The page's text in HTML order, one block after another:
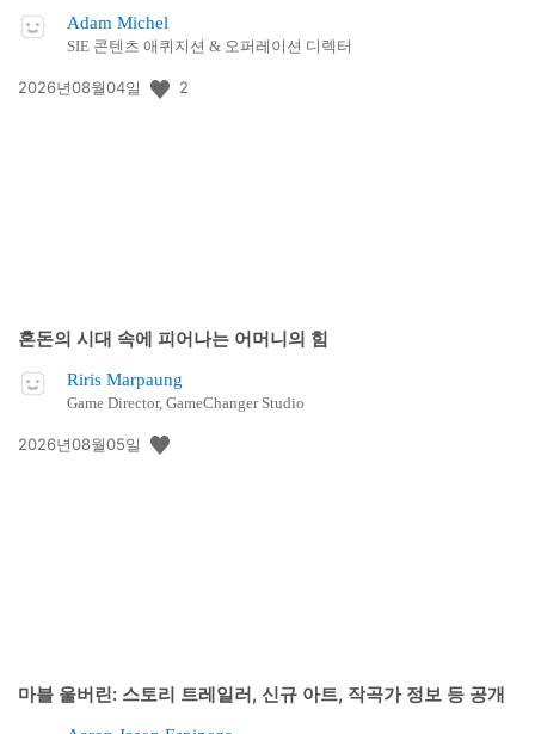
Adam Michel
SIE 콘텐츠 애퀴지션 & 오퍼레이션 디렉터
공
2026년08월04일 2
혼돈의 시대 속에 피어나는 어머니의 힘
Riris Marpaung
Game Director, GameChanger Studio
공
2026년08월05일
마블 울버린: 스토리 트레일러, 신규 아트, 작곡가 정보 등 공개